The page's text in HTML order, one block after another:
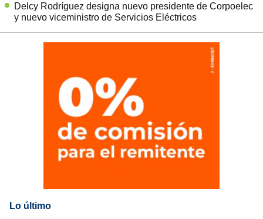
Delcy Rodríguez designa nuevo presidente de Corpoelec
y nuevo viceministro de Servicios Eléctricos
Lo último